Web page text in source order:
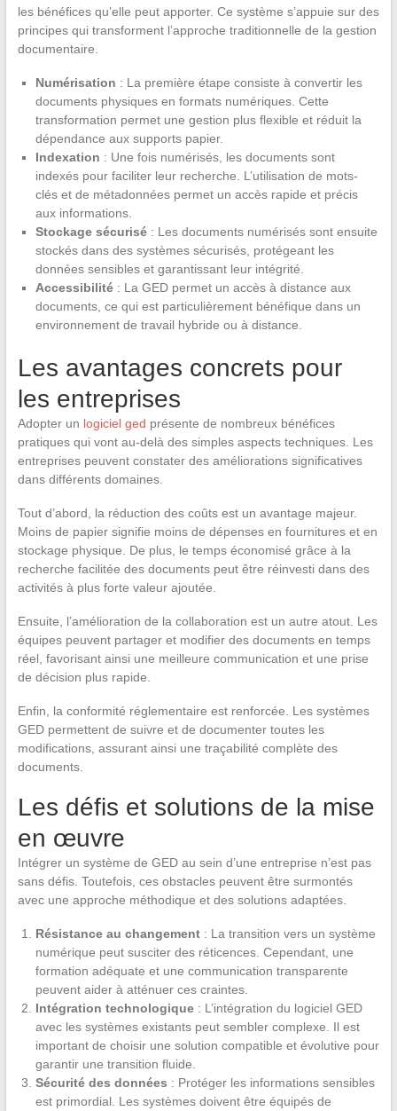
les bénéfices qu’elle peut apporter. Ce système s’appuie sur des
principes qui transforment l’approche traditionnelle de la gestion
documentaire.
Numérisation : La première étape consiste à convertir les
documents physiques en formats numériques. Cette
transformation permet une gestion plus flexible et réduit la
dépendance aux supports papier.
Indexation : Une fois numérisés, les documents sont
indexés pour faciliter leur recherche. L’utilisation de mots-
clés et de métadonnées permet un accès rapide et précis
aux informations.
Stockage sécurisé: Les documents numérisés sont ensuite
stockés dans des systèmes sécurisés, protégeant les
données sensibles et garantissant leur intégrité.
Accessibilité: La GED permet un accès à distance aux
documents, ce qui est particulièrement bénéfique dans un
environnement de travail hybride ou à distance.
Les avantages concrets pour
les entreprises
Adopter un logiciel ged présente de nombreux bénéfices
pratiques qui vont au-delà des simples aspects techniques. Les
entreprises peuvent constater des améliorations significatives
dans différents domaines.
Tout d’abord, la réduction des coûts est un avantage majeur.
Moins de papier signifie moins de dépenses en fournitures et en
stockage physique. De plus, le temps économisé grâce à la
recherche facilitée des documents peut être réinvesti dans des
activités à plus forte valeur ajoutée.
Ensuite, l’amélioration de la collaboration est un autre atout. Les
équipes peuvent partager et modifier des documents en temps
réel, favorisant ainsi une meilleure communication et une prise
de décision plus rapide.
Enfin, la conformité réglementaire est renforcée. Les systèmes
GED permettent de suivre et de documenter toutes les
modifications, assurant ainsi une traçabilité complète des
documents.
Les défis et solutions de la mise
en œuvre
Intégrer un système de GED au sein d’une entreprise n’est pas
sans défis. Toutefois, ces obstacles peuvent être surmontés
avec une approche méthodique et des solutions adaptées.
Résistance au changement: La transition vers un système
numérique peut susciter des réticences. Cependant, une
formation adéquate et une communication transparente
peuvent aider à atténuer ces craintes.
Intégration technologique: L’intégration du logiciel GED
avec les systèmes existants peut sembler complexe. Il est
important de choisir une solution compatible et évolutive pour
garantir une transition fluide.
Sécurité des données : Protéger les informations sensibles
est primordial. Les systèmes doivent être équipés de